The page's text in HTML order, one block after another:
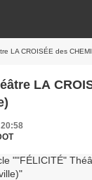
LA CROISÉE des
LA